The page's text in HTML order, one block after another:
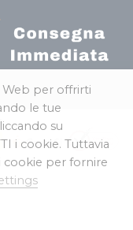
Web per offrirti
le tue
su
i cookie. Tuttavia
cookie per fornire